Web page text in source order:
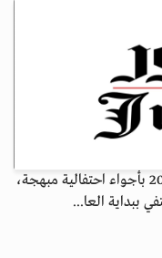
استقبلت نيوزيلندا العام الميلادي الجديد 2025 بأجواء احتفالية مبهجة،
ببداية العا...